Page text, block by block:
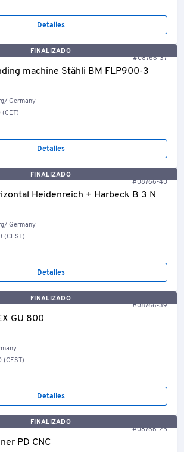
Detalles
FINALIZADO
#08766-37
machine Stähli BM FLP900-3
Germany
(CET)
Detalles
FINALIZADO
#08766-40
Heidenreich + Harbeck B 3 N
Germany
(CEST)
Detalles
FINALIZADO
#08766-39
GU 800
(CEST)
Detalles
FINALIZADO
#08766-25
PD CNC